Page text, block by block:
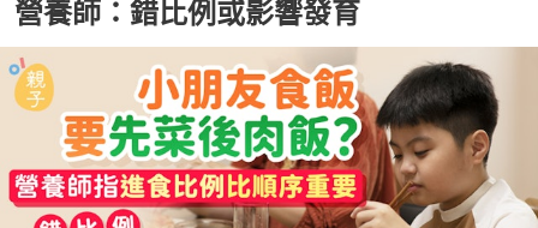
營養師：錯比例或影響發育